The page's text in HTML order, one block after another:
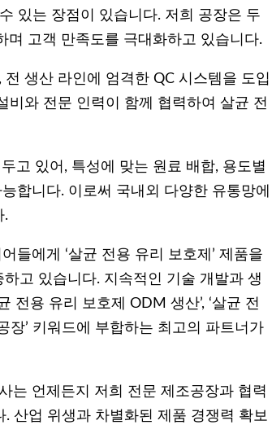
있는 장점이 있습니다. 저희 공장은 두
며 고객 만족도를 극대화하고 있습니다.
생산 라인에 엄격한 QC 시스템을 도입
비와 전문 인력이 함께 협력하여 살균 전
고 있어, 특성에 맞는 원료 배합, 용도별
합니다. 이로써 국내외 다양한 유통망에
.
들에게 ‘살균 전용 유리 보호제’ 제품을
고 있습니다. 지속적인 기술 개발과 생
전용 유리 보호제 ODM 생산’, ‘살균 전
장’ 키워드에 부합하는 최고의 파트너가
는 언제든지 저희 전문 제조공장과 협력
산업 위생과 차별화된 제품 경쟁력 확보